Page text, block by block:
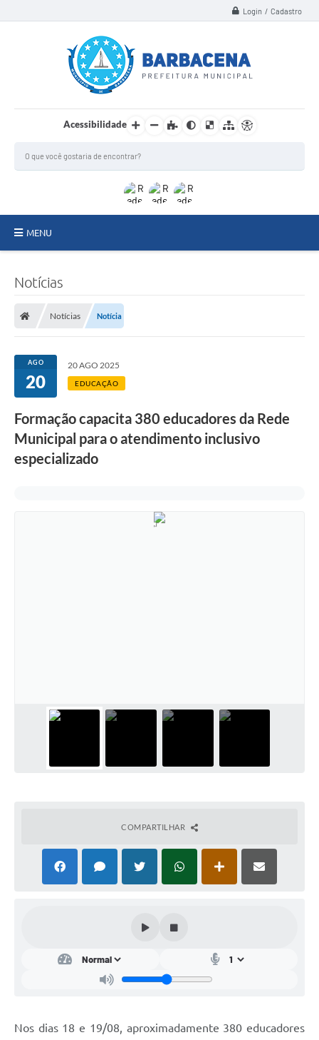
Login / Cadastro
Acessibilidade
MENU
Meio Ambiente
Ouvidoria
Serviços
Visite Barbacena
PNAB 2026 - Ciclo 2
3º Jornada Empreendedora BQ
Festival Gastronômico
Emprega Barbacena
Carta de Serviços
Notícias
Notícias Notícia
AGO
20
20 AGO 2025
EDUCAÇÃO
Formação capacita 380 educadores da Rede
Municipal para o atendimento inclusivo
especializado
COMPARTILHAR
Nos dias 18 e 19/08, aproximadamente 380 educadores